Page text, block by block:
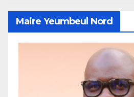
Maire Yeumbeul Nord